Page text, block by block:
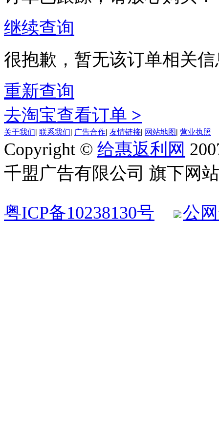
继续查询
很抱歉，暂无该订单相关
重新查询
去淘宝查看订单 >
关于我们| 联系我们| 广告合作| 友情链接| 网站地图| 营业执照
Copyright © 给惠返利网
千盟广告有限公司 旗下网
粤ICP备10238130号 公